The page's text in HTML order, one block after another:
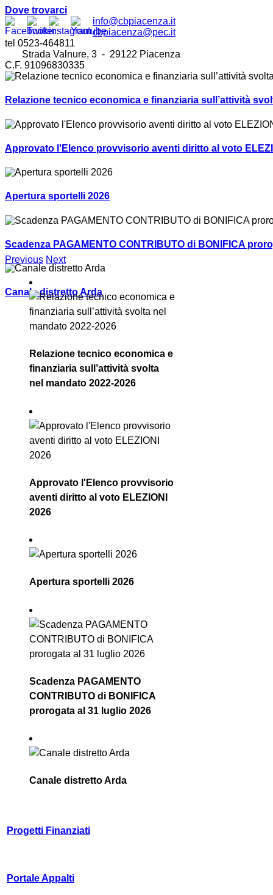
Dove trovarci
info@cbpiacenza.it
cbpiacenza@pec.it
tel 0523-464811
Strada Valnure, 3 - 29122 Piacenza
C.F. 91096830335
Relazione tecnico economica e finanziaria sull’attività
Approvato l'Elenco provvisorio aventi diritto al voto
Apertura sportelli 2026
Scadenza PAGAMENTO CONTRIBUTO di BONIFICA
Canale distretto Arda
Previous Next
Relazione tecnico economica e
finanziaria sull’attività svolta
nel mandato 2022-2026
Approvato l'Elenco provvisorio
aventi diritto al voto ELEZIONI
2026
Apertura sportelli 2026
Scadenza PAGAMENTO
CONTRIBUTO di BONIFICA
prorogata al 31 luglio 2026
Canale distretto Arda
Progetti Finanziati
Portale Appalti